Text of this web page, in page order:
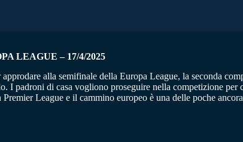
LEAGUE – 17/4/2025
alla semifinale della Europa League, la seconda
I padroni di casa vogliono proseguire nella competizione
League e il cammino europeo è una delle poche